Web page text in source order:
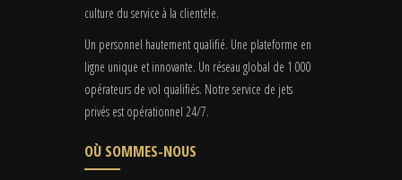
culture du service à la clientèle.
Un personnel hautement qualifié. Une plateforme en
ligne unique et innovante. Un réseau global de 1 000
opérateurs de vol qualifiés. Notre service de jets
privés est opérationnel 24/7.
OÙ SOMMES-NOUS